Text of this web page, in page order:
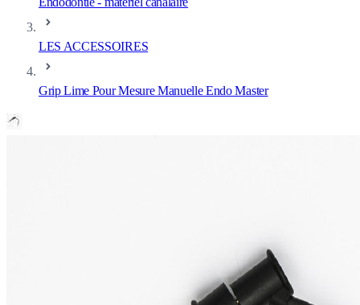
LES ACCESSOIRES
Grip Lime Pour Mesure Manuelle Endo Master